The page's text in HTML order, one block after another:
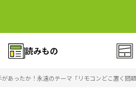
読みもの
があったか！永遠のテーマ「リモコンどこ置く問